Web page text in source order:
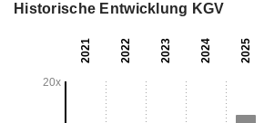
Historische Entwicklung KGV